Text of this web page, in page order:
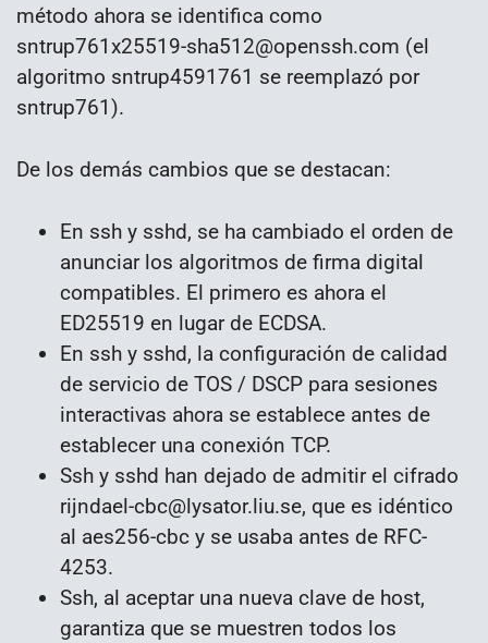
método ahora se identifica como
sntrup761x25519-sha512@openssh.com (el
algoritmo sntrup4591761 se reemplazó por
sntrup761).
De los demás cambios que se destacan:
En ssh y sshd, se ha cambiado el orden de
anunciar los algoritmos de firma digital
compatibles. El primero es ahora el
ED25519 en lugar de ECDSA.
En ssh y sshd, la configuración de calidad
de servicio de TOS / DSCP para sesiones
interactivas ahora se establece antes de
establecer una conexión TCP.
Ssh y sshd han dejado de admitir el cifrado
rijndael-cbc@lysator.liu.se, que es idéntico
al aes256-cbc y se usaba antes de RFC-
4253.
Ssh, al aceptar una nueva clave de host,
garantiza que se muestren todos los